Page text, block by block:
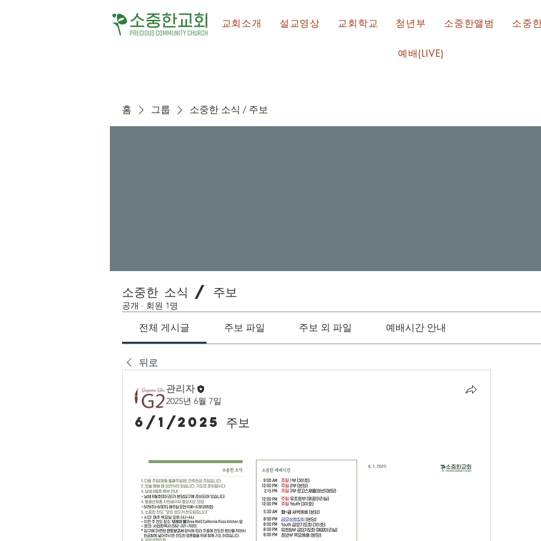
교회소개 설교영상 교회학교 청년부 소중한앨범 소중
예배(LIVE)
홈 그룹 소중한 소식 / 주보
소중한 소식 / 주보
공개 · 회원 1명
전체 게시글 주보 파일 주보 외 파일 예배시간 안내
뒤로
관리자
2025년 6월 7일
6/1/2025 주보